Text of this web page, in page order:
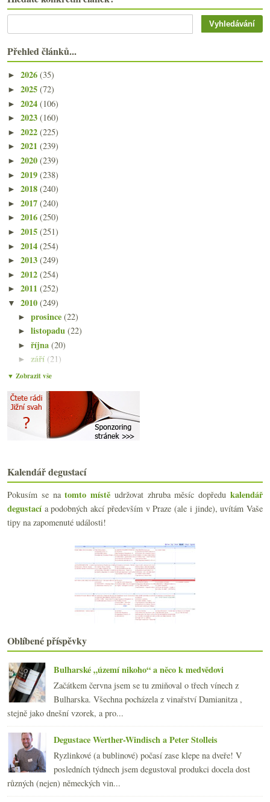
Přehled článků...
► 2026 (35)
► 2025 (72)
► 2024 (106)
► 2023 (160)
► 2022 (225)
► 2021 (239)
► 2020 (239)
► 2019 (238)
► 2018 (240)
► 2017 (240)
► 2016 (250)
► 2015 (251)
► 2014 (254)
► 2013 (249)
► 2012 (254)
► 2011 (252)
▼ 2010 (249)
►prosince(22)
►listopadu(22)
►října(20)
►září (21)
►srpna
Vinná podprsenka, dopis pinotu, oběšený vyděrač, k...
Když je terroir plný manga a papáji
Fascinace bublinkami z Les Vignes de Vrigny
Mléčná benzínka a zbylá vína chlazená v potoce
Portugal, Zweigelt a Muškát
Kvalita měřená na můry
Čtvero vín z večerek a supermarketů
Parádní Chenin Blanc a prokletí ochutnávek
Výsledky ankety „Cabernet nebo Merlot?“
Krabice, plechovky a pytle na víno
Chlazeno v potoce, odplaveno, poštípáno
Parádní bublavá růžovka z Aligoté a Pinotu
Bordeaux 09, En Primeur a procenta na pochodu
►února(20)
►2009(249)
►2008(270)
►2007(108)
▼ Zobrazit vše
Kalendář degustací
Pokusím se natomto místě udržovat zhruba měsíc dopředukalendář
degustacía podobných akcí především v Praze (ale i jinde), uvítám Vaše
tipy na zapomenuté události!
Oblíbené příspěvky
Bulharské „území nikoho“ a něco k medvědovi
Začátkem června jsem se tu zmiňoval o třech vínech z
Bulharska. Všechna pocházela z vinařství Damianitza ,
stejně jako dnešní vzorek, a pro...
Degustace Werther-Windisch a Peter Stolleis
Ryzlinkové (a bublinové) počasí zase klepe na dveře! V
posledních týdnech jsem degustoval produkci docela dost
různých (nejen) německých vin...